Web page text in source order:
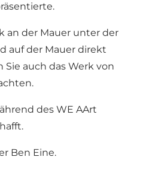
an der Mauer unter der
auf der Mauer direkt
Sie auch das Werk von
des WE AArt
Ben Eine.